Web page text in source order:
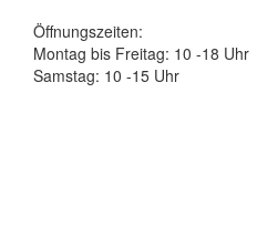
Öffnungszeiten:
Montag bis Freitag: 10 -18 Uhr
Samstag: 10 -15 Uhr